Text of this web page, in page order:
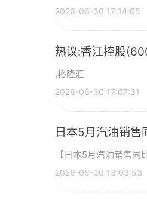
2026-06-30 17:14:05
热议:香江控股
,格隆汇
2026-06-30 17:07:31
日本5月汽油销售
【日本5月汽油销售
2026-06-30 13:03:53